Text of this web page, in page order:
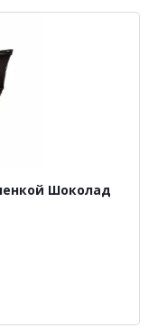
Шоколад